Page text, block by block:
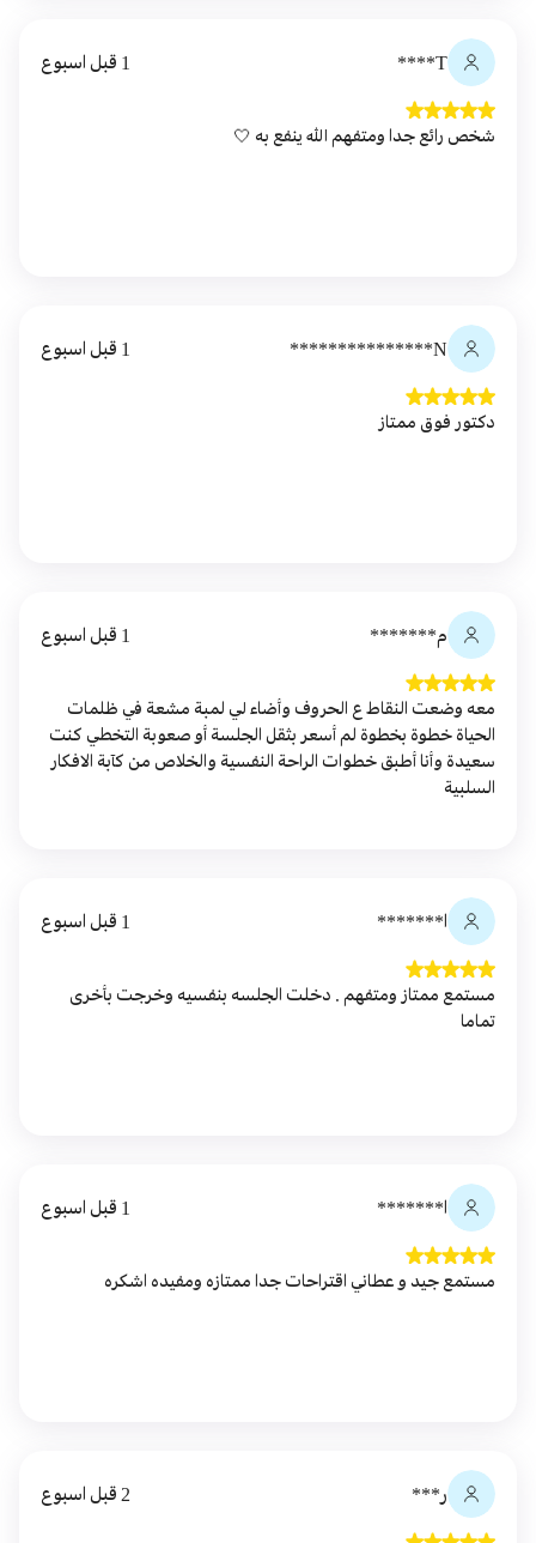
T**** 1 قبل اسبوع
شخص رائع جدا ومتفهم الله ينفع به 🤍
N*************** 1 قبل اسبوع
دكتور فوق ممتاز
م******* 1 قبل اسبوع
معه وضعت النقاط ع الحروف وأضاء لي لمبة مشعة في ظلمات
الحياة خطوة بخطوة لم أسعر بثقل الجلسة أو صعوبة التخطي كنت
سعيدة وأنا أطبق خطوات الراحة النفسية والخلاص من كآبة الافكار
السلبية
ا******* 1 قبل اسبوع
مستمع ممتاز ومتفهم . دخلت الجلسه بنفسيه وخرجت بأخرى
تماما
ا******* 1 قبل اسبوع
مستمع جيد و عطاني اقتراحات جدا ممتازه ومفيده اشكره
ر*** 2 قبل اسبوع